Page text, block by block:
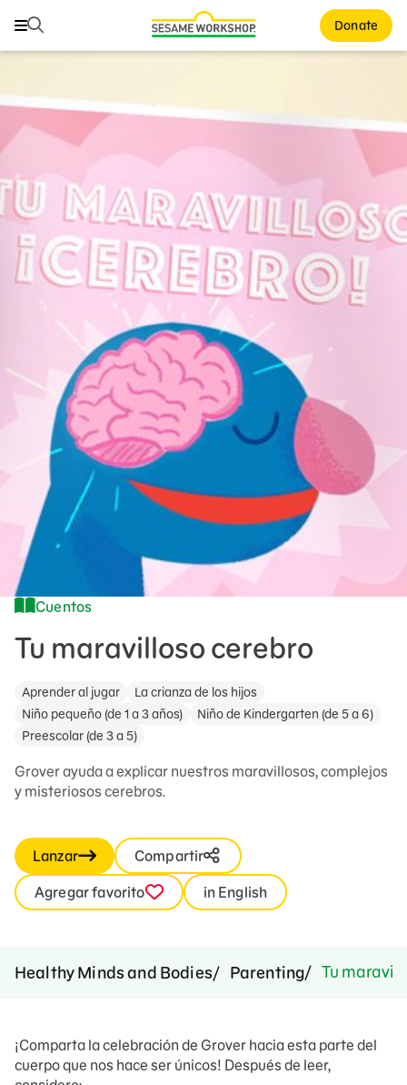
Buscar Donate
Buscar
ABCs and 123s
Healthy Minds and Bodies
Tough Topics
Courses and Webinars
Games and Storybooks
Support Us
Cuentos
Tu maravilloso cerebro
Aprender al jugar
La crianza de los hijos
Niño pequeño (de 1 a 3 años)
Niño de Kindergarten (de 5 a 6)
Preescolar (de 3 a 5)
Grover ayuda a explicar nuestros maravillosos, complejos
y misteriosos cerebros.
Lanzar
Compartir
Agregar favorito
in English
Healthy Minds and Bodies Parenting Tu
¡Comparta la celebración de Grover hacia esta parte del
cuerpo que nos hace ser únicos! Después de leer,